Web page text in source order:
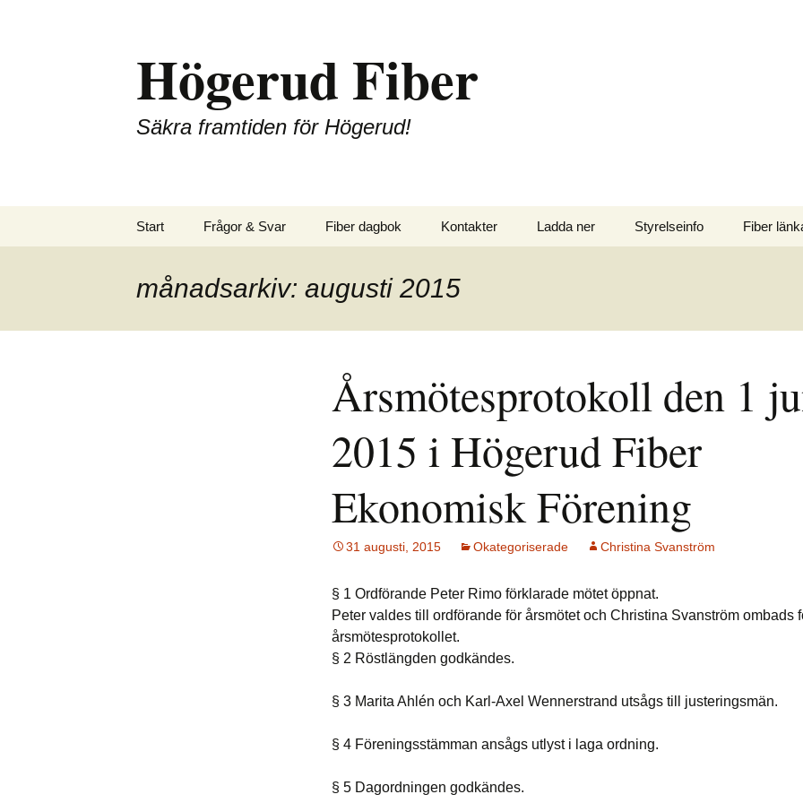
Högerud Fiber
Säkra framtiden för Högerud!
Start Frågor & Svar Fiber dagbok Kontakter Ladda ner Styrelseinfo Fiber
månadsarkiv: augusti 2015
Årsmötesprotokoll den 1
2015 i Högerud Fiber
Ekonomisk Förening
31 augusti, 2015 Okategoriserade Christina Svanström
§ 1 Ordförande Peter Rimo förklarade mötet öppnat.
Peter valdes till ordförande för årsmötet och Christina Svanström ombads
årsmötesprotokollet.
§ 2 Röstlängden godkändes.
§ 3 Marita Ahlén och Karl-Axel Wennerstrand utsågs till justeringsmän.
§ 4 Föreningsstämman ansågs utlyst i laga ordning.
§ 5 Dagordningen godkändes.